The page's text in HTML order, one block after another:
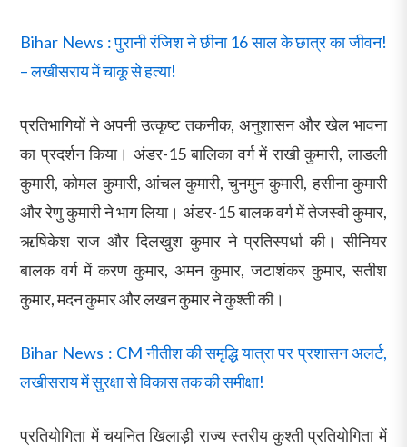
Bihar News : पुरानी रंजिश ने छीना 16 साल के छात्र का जीवन!
– लखीसराय में चाकू से हत्या!
प्रतिभागियों ने अपनी उत्कृष्ट तकनीक, अनुशासन और खेल भावना
का प्रदर्शन किया। अंडर-15 बालिका वर्ग में राखी कुमारी, लाडली
कुमारी, कोमल कुमारी, आंचल कुमारी, चुनमुन कुमारी, हसीना कुमारी
और रेणु कुमारी ने भाग लिया। अंडर-15 बालक वर्ग में तेजस्वी कुमार,
ऋषिकेश राज और दिलखुश कुमार ने प्रतिस्पर्धा की। सीनियर
बालक वर्ग में करण कुमार, अमन कुमार, जटाशंकर कुमार, सतीश
कुमार, मदन कुमार और लखन कुमार ने कुश्ती की।
Bihar News : CM नीतीश की समृद्धि यात्रा पर प्रशासन अलर्ट,
लखीसराय में सुरक्षा से विकास तक की समीक्षा!
प्रतियोगिता में चयनित खिलाड़ी राज्य स्तरीय कुश्ती प्रतियोगिता में